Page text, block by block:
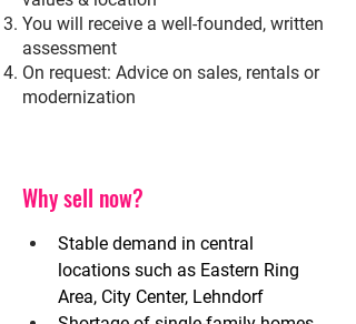
You will receive a well-founded, written
assessment
On request: Advice on sales, rentals or
modernization
Why sell now?
Stable demand in central
locations such as Eastern Ring
Area, City Center, Lehndorf